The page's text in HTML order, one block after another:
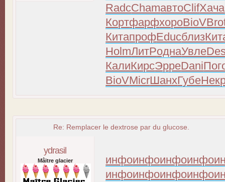
RadcChamавтоClifХача
КортфарфхороBioV
КитапрофEducблиз
HolmЛитРоднаУвле
КалиКирсЭрреDani
BioVMicrШанхГубе
Re: Remplacer le dextrose par du glucose.
ydrasil
Mâitre glacier инфоинфоинфоинфо
инфоинфоинфоинфо